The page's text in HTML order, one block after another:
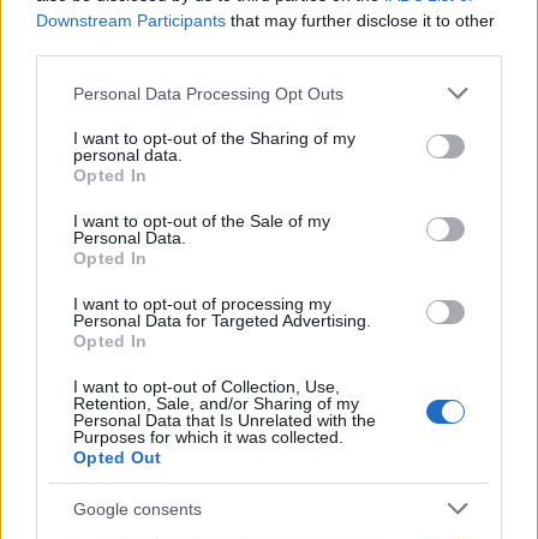
Downstream Participants that may further disclose it to other
Please note that this website/app uses one or more Google
not limited to your visit or usage behaviour. You may click to
grant or deny consent to Google and its third-party tags to
use your data for below specified purposes in below Google
consent section.
Personal Data Processing Opt Outs
I want to opt-out of the Sharing of my
personal data.
Opted In
I want to opt-out of the Sale of my
Personal Data.
Opted In
I want to opt-out of processing my
Personal Data for Targeted Advertising.
Opted In
I want to opt-out of Collection, Use,
Retention, Sale, and/or Sharing of my
Personal Data that Is Unrelated with the
Purposes for which it was collected.
Opted Out
Google consents
«Η αλήθεια είναι ότι δεν το περίμενα να βγω
υποψήφιος σήμερα. Θεωρώ ότι δεν είμαι ο πιο